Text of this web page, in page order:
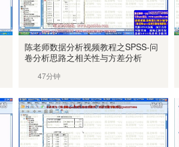
陈老师数据分析视频教程之SPSS-问
卷分析思路之相关性与方差分析
47分钟